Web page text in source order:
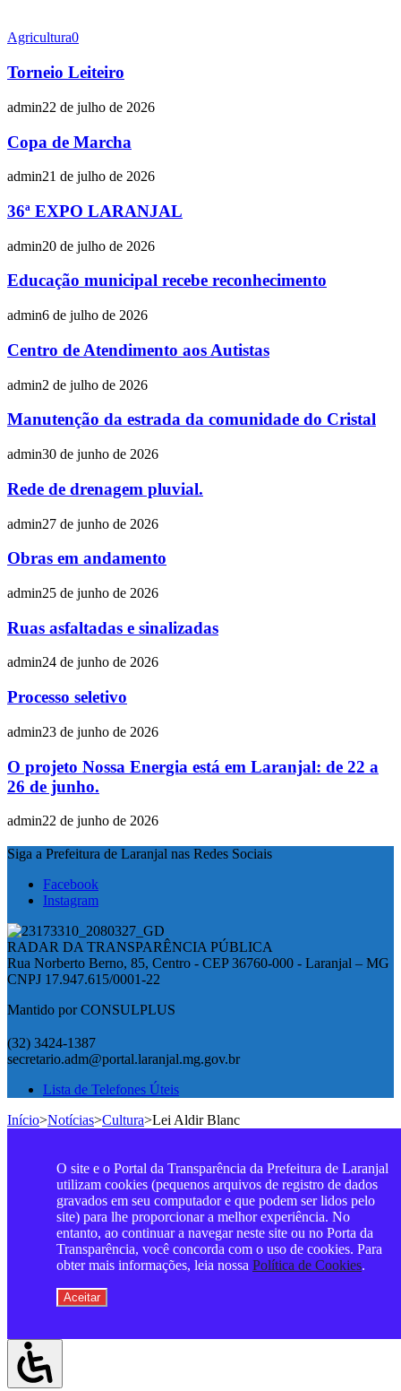
Agricultura0
Torneio Leiteiro
admin22 de julho de 2026
Copa de Marcha
admin21 de julho de 2026
36ª EXPO LARANJAL
admin20 de julho de 2026
Educação municipal recebe reconhecimento
admin6 de julho de 2026
Centro de Atendimento aos Autistas
admin2 de julho de 2026
Manutenção da estrada da comunidade do Cristal
admin30 de junho de 2026
Rede de drenagem pluvial.
admin27 de junho de 2026
Obras em andamento
admin25 de junho de 2026
Ruas asfaltadas e sinalizadas
admin24 de junho de 2026
Processo seletivo
admin23 de junho de 2026
O projeto Nossa Energia está em Laranjal: de 22 a
26 de junho.
admin22 de junho de 2026
Siga a Prefeitura de Laranjal nas Redes Sociais
Facebook
Instagram
RADAR DA TRANSPARÊNCIA PÚBLICA
Rua Norberto Berno, 85, Centro - CEP 36760-000 - Laranjal – MG
CNPJ 17.947.615/0001-22
Mantido por CONSULPLUS
(32) 3424-1387
secretario.adm@portal.laranjal.mg.gov.br
Lista de Telefones Úteis
Início>Notícias>Cultura>Lei Aldir Blanc
O site e o Portal da Transparência da Prefeitura de Laranjal
utilizam cookies (pequenos arquivos de registro de dados
gravados em seu computador e que podem ser lidos pelo
site) para lhe proporcionar a melhor experiência. No
entanto, ao continuar a navegar neste site ou no Porta da
Transparência, você concorda com o uso de cookies. Para
obter mais informações, leia nossa Política de Cookies.
Aceitar